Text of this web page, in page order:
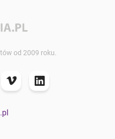
od 2009 roku.